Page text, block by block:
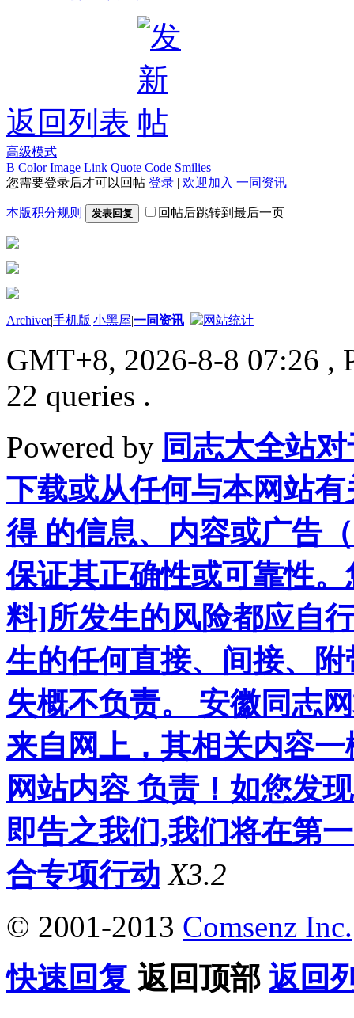
返回列表
高级模式
B Color Image Link Quote Code Smilies
您需要登录后才可以回帖 登录 | 欢迎加入 一同资讯
本版积分规则 发表回复 回帖后跳转到最后一页
Archiver|手机版|小黑屋|一同资讯 网站统计
GMT+8, 2026-8-8 07:26 ,
22 queries .
Powered by 同志大全站
下载或从任何与本网站
得 的信息、内容或广告
保证其正确性或可靠性
料]所发生的风险都应自
生的任何直接、间接、
失概不负责。 安徽同志
来自网上，其相关内容
网站内容 负责！如您发
即告之我们,我们将在第
合专项行动 X3.2
© 2001-2013 Comsenz Inc.
快速回复 返回顶部 返回